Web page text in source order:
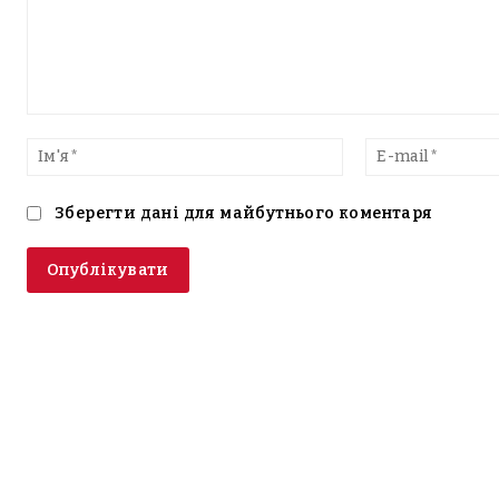
текст
Ім'я*
Зберегти дані для майбутнього коментаря